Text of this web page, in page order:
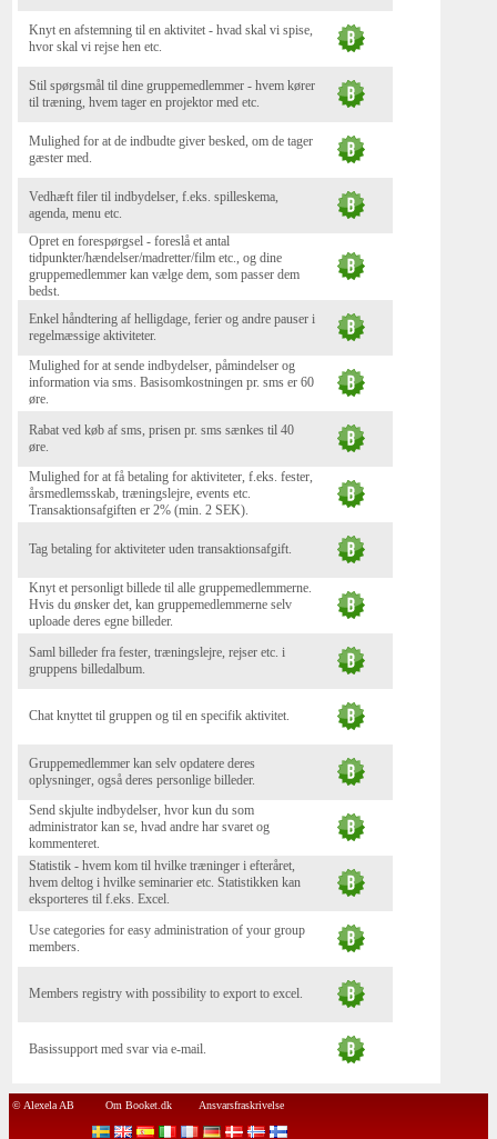
Knyt en afstemning til en aktivitet - hvad skal vi spise,
hvor skal vi rejse hen etc.
Stil spørgsmål til dine gruppemedlemmer - hvem kører
til træning, hvem tager en projektor med etc.
Mulighed for at de indbudte giver besked, om de tager
gæster med.
Vedhæft filer til indbydelser, f.eks. spilleskema,
agenda, menu etc.
Opret en forespørgsel - foreslå et antal
tidpunkter/hændelser/madretter/film etc., og dine
gruppemedlemmer kan vælge dem, som passer dem
bedst.
Enkel håndtering af helligdage, ferier og andre pauser i
regelmæssige aktiviteter.
Mulighed for at sende indbydelser, påmindelser og
information via sms. Basisomkostningen pr. sms er 60
øre.
Rabat ved køb af sms, prisen pr. sms sænkes til 40
øre.
Mulighed for at få betaling for aktiviteter, f.eks. fester,
årsmedlemsskab, træningslejre, events etc.
Transaktionsafgiften er 2% (min. 2 SEK).
Tag betaling for aktiviteter uden transaktionsafgift.
Knyt et personligt billede til alle gruppemedlemmerne.
Hvis du ønsker det, kan gruppemedlemmerne selv
uploade deres egne billeder.
Saml billeder fra fester, træningslejre, rejser etc. i
gruppens billedalbum.
Chat knyttet til gruppen og til en specifik aktivitet.
Gruppemedlemmer kan selv opdatere deres
oplysninger, også deres personlige billeder.
Send skjulte indbydelser, hvor kun du som
administrator kan se, hvad andre har svaret og
kommenteret.
Statistik - hvem kom til hvilke træninger i efteråret,
hvem deltog i hvilke seminarier etc. Statistikken kan
eksporteres til f.eks. Excel.
Use categories for easy administration of your group
members.
Members registry with possibility to export to excel.
Basissupport med svar via e-mail.
© Alexela AB Om Booket.dk Ansvarsfraskrivelse